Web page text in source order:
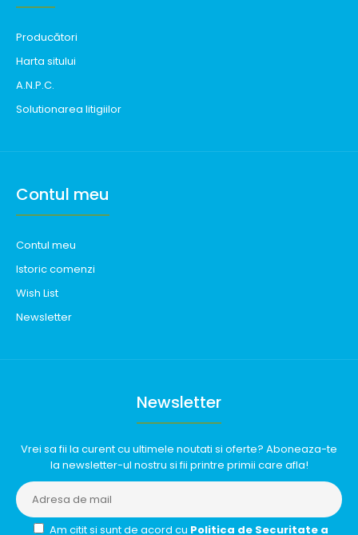
Producători
Harta sitului
A.N.P.C.
Solutionarea litigiilor
Contul meu
Contul meu
Istoric comenzi
Wish List
Newsletter
Newsletter
Vrei sa fii la curent cu ultimele noutati si oferte? Aboneaza-te
la newsletter-ul nostru si fii printre primii care afla!
Am citit si sunt de acord cu Politica de Securitate a